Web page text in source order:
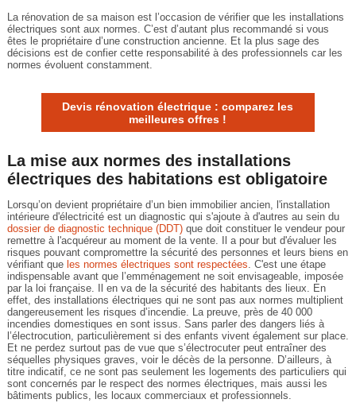
La rénovation de sa maison est l’occasion de vérifier que les installations
électriques sont aux normes. C’est d’autant plus recommandé si vous
êtes le propriétaire d’une construction ancienne. Et la plus sage des
décisions est de confier cette responsabilité à des professionnels car les
normes évoluent constamment.
Devis rénovation électrique : comparez les
meilleures offres !
La mise aux normes des installations
électriques des habitations est obligatoire
Lorsqu’on devient propriétaire d’un bien immobilier ancien, l'installation
intérieure d'électricité est un diagnostic qui s'ajoute à d'autres au sein du
dossier de diagnostic technique (DDT)que doit constituer le vendeur pour
remettre à l'acquéreur au moment de la vente. Il a pour but d'évaluer les
risques pouvant compromettre la sécurité des personnes et leurs biens en
vérifiant que les normes électriques sont respectées. C'est une étape
indispensable avant que l’emménagement ne soit envisageable, imposée
par la loi française. Il en va de la sécurité des habitants des lieux. En
effet, des installations électriques qui ne sont pas aux normes multiplient
dangereusement les risques d’incendie. La preuve, près de 40 000
incendies domestiques en sont issus. Sans parler des dangers liés à
l’électrocution, particulièrement si des enfants vivent également sur place.
Et ne perdez surtout pas de vue que s’électrocuter peut entraîner des
séquelles physiques graves, voir le décès de la personne. D’ailleurs, à
titre indicatif, ce ne sont pas seulement les logements des particuliers qui
sont concernés par le respect des normes électriques, mais aussi les
bâtiments publics, les locaux commerciaux et professionnels.